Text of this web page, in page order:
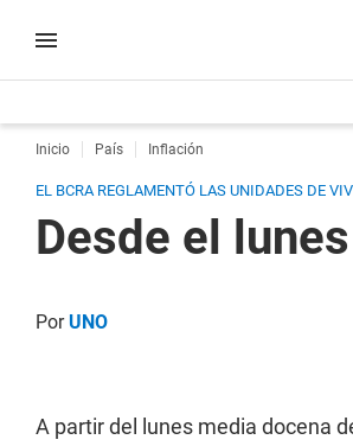
Inicio País Inflación
EL BCRA REGLAMENTÓ LAS UNIDADES DE
Desde el
PorUNO
A partir del lunes media docena